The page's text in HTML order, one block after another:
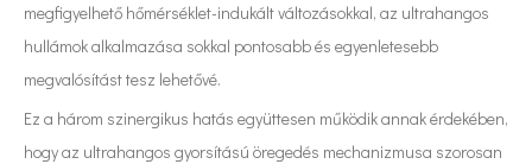
megfigyelhető hőmérséklet-indukált változásokkal, az ultrahangos
hullámok alkalmazása sokkal pontosabb és egyenletesebb
megvalósítást tesz lehetővé.
Ez a három szinergikus hatás együttesen működik annak érdekében,
hogy az ultrahangos gyorsítású öregedés mechanizmusa szorosan